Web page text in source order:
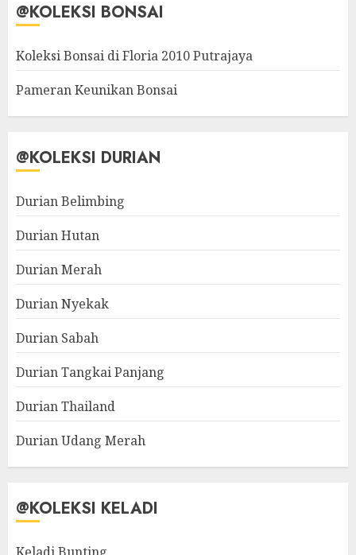
@KOLEKSI BONSAI
Koleksi Bonsai di Floria 2010 Putrajaya
Pameran Keunikan Bonsai
@KOLEKSI DURIAN
Durian Belimbing
Durian Hutan
Durian Merah
Durian Nyekak
Durian Sabah
Durian Tangkai Panjang
Durian Thailand
Durian Udang Merah
@KOLEKSI KELADI